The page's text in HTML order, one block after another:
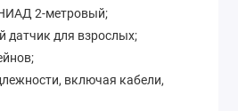
2-метровый;
датчик для взрослых;
включая кабели,